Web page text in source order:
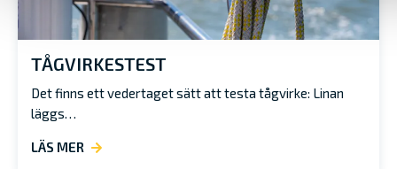
TÅGVIRKESTEST
Det finns ett vedertaget sätt att testa tågvirke: Linan
läggs…
LÄS MER